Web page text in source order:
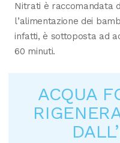
Nitrati è raccomandata
l’alimentazione dei
infatti, è sottoposta ad
60 minuti.
ACQUA